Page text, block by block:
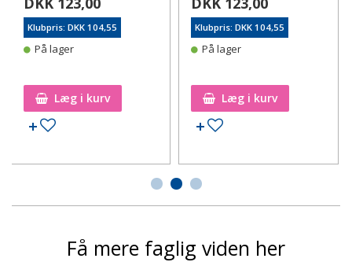
Klubpris: DKK 104,55
På lager
Læg i kurv
Tilføj til ønskeseddel
Klubpris: DKK 104,55
På lager
Læg i kurv
Tilføj til ønskeseddel
Få mere faglig viden her